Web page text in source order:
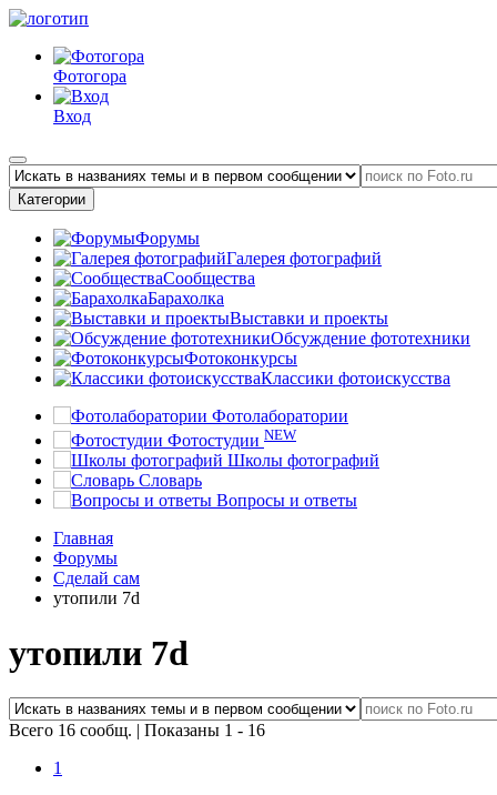
Фотогора
Вход
Категории
Форумы
Галерея фотографий
Сообщества
Барахолка
Выставки и проекты
Обсуждение фототехники
Фотоконкурсы
Классики фотоискусства
Фотолаборатории
Фотостудии NEW
Школы фотографий
Словарь
Вопросы и ответы
Главная
Форумы
Сделай сам
утопили 7d
утопили 7d
Всего 16 сообщ. | Показаны 1 - 16
1